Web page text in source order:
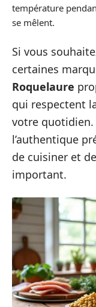
température
se mêlent.
Si vous
certaines
Roquelaure
qui respectent
votre quotidien.
l’authentique
de cuisiner et
important.